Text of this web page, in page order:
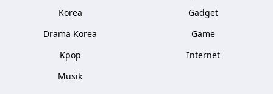
Korea
Drama Korea
Kpop
Musik
Gadget
Game
Internet